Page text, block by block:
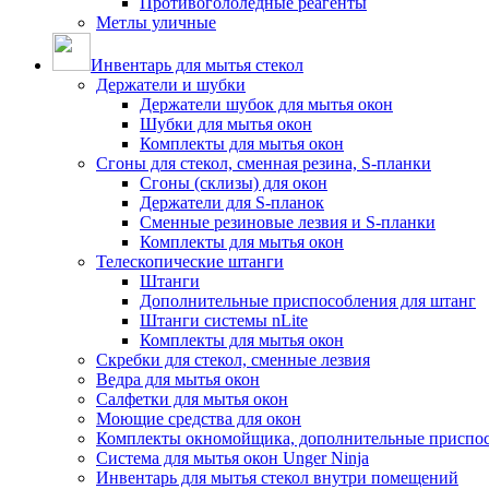
Метлы уличные
Инвентарь для мытья стекол
Держатели и шубки
Держатели шубок для мытья окон
Шубки для мытья окон
Комплекты для мытья окон
Сгоны для стекол, сменная резина, S-планки
Сгоны (склизы) для окон
Держатели для S-планок
Сменные резиновые лезвия и S-планки
Комплекты для мытья окон
Телескопические штанги
Штанги
Дополнительные приспособления для штанг
Штанги системы nLite
Комплекты для мытья окон
Скребки для стекол, сменные лезвия
Ведра для мытья окон
Салфетки для мытья окон
Моющие средства для окон
Комплекты окномойщика, дополнительные
Система для мытья окон Unger Ninja
Инвентарь для мытья стекол внутри помещений